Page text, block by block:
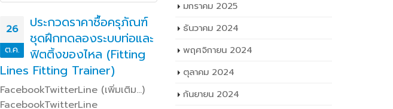
26
ต.ค.
ประกวดราคาซื้อครุภัณฑ์
ชุดฝึกทดลองระบบท่อและ
ฟิตติ้งของไหล (Fitting
Lines Fitting Trainer)
FacebookTwitterLine (เพิ่มเติม…)
FacebookTwitterLine
21
ต.ค.
การซื้อครูภัณฑ์ชุดฝึดการ
สำหรับอุตสาหกรรม
พร้อมขุดทดสอบการเขียนโปแก
รมแบบ แผงโมดูล จำนวน 1 ชุด
มกราคม 2025
ธันวาคม 2024
พฤศจิกายน 2024
ตุลาคม 2024
กันยายน 2024